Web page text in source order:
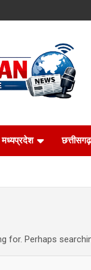
मध्यप्रदेश छत्तीसगढ़
for. Perhaps